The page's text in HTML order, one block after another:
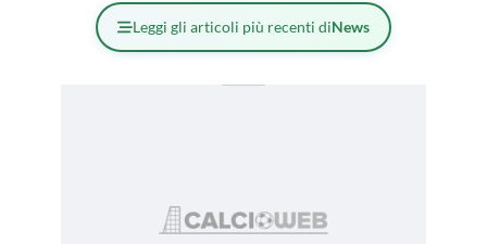
Leggi gli articoli più recenti diNews